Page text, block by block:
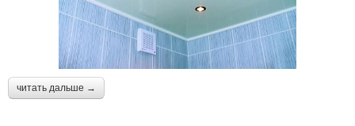
читать дальше →